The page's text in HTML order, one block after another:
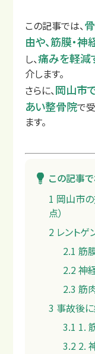
この記事では、
由や、筋膜・
し、痛みを軽減
介します。
さらに、岡山市
あい整骨院で
ます。
この記事
1 岡山市
点）
2 レント
2.1 筋
2.2神
2.3 筋
3 事故後
3.1 1.
3.2 2.